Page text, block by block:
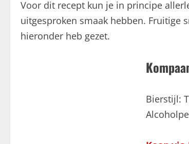
Voor dit recept kun je in principe
uitgesproken smaak hebben. Fruitige
hieronder heb gezet.
Bierstijl: